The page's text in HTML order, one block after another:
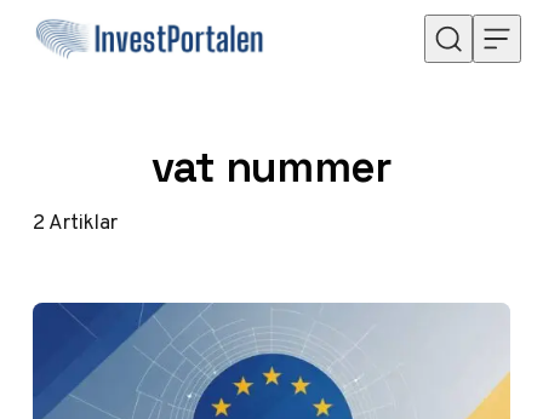
Hoppa till innehåll
vat nummer
2Artiklar